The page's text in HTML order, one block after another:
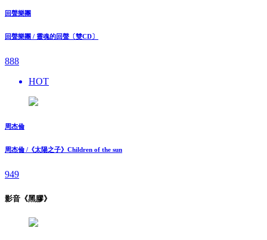
回聲樂團
回聲樂團 / 靈魂的回聲〔雙CD〕
888
HOT
周杰倫
周杰倫 /《太陽之子》Children of the sun
949
影音《黑膠》